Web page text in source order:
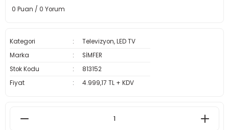
0 Puan / 0 Yorum
Kategori
Televizyon, LED TV
Marka
SİMFER
Stok Kodu
813152
Fiyat
4.999,17 TL + KDV